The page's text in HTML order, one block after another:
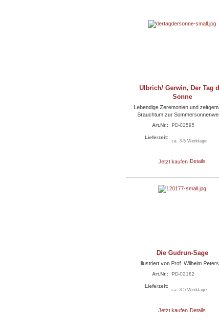
Ulbrich/ Gerwin, Der Tag
Sonne
Lebendige Zeremonien und
Brauchtum zur
Art.Nr.: PD-02595
Lieferzeit:
ca. 3-5 Werktage
Jetzt kaufen Details
Die Gudrun-Sage
Illustriert von Prof. Wilhelm
Art.Nr.: PD-02182
Lieferzeit:
ca. 3-5 Werktage
Jetzt kaufen Details